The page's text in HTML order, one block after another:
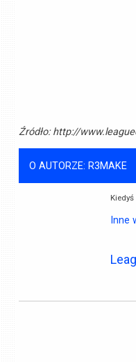
Źródło:http://
O AUTORZE: R3MAKE
Inne